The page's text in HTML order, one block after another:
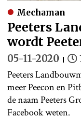
Mechaman
Peeters
wordt
05-11-2020
Peeters
meer Peecon en
de naam Peeters
Facebook weten.